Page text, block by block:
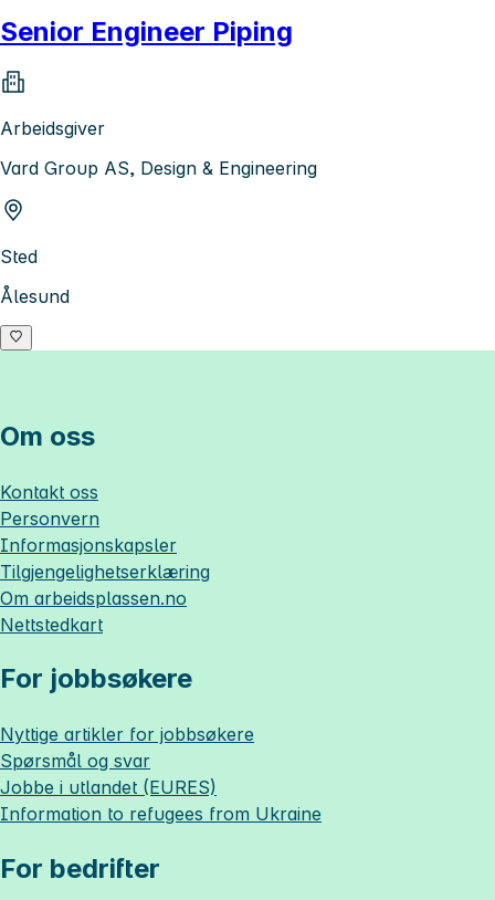
Senior Engineer Piping
Arbeidsgiver
Vard Group AS, Design & Engineering
Sted
Ålesund
Om oss
Kontakt oss
Personvern
Informasjonskapsler
Tilgjengelighetserklæring
Om arbeidsplassen.no
Nettstedkart
For jobbsøkere
Nyttige artikler for jobbsøkere
Spørsmål og svar
Jobbe i utlandet (EURES)
Information to refugees from Ukraine
For bedrifter